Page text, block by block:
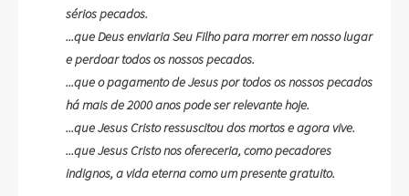
sérios pecados.
...que Deus enviaria Seu Filho para morrer em nosso lugar
e perdoar todos os nossos pecados.
...que o pagamento de Jesus por todos os nossos pecados
há mais de 2000 anos pode ser relevante hoje.
...que Jesus Cristo ressuscitou dos mortos e agora vive.
...que Jesus Cristo nos ofereceria, como pecadores
indignos, a vida eterna como um presente gratuito.